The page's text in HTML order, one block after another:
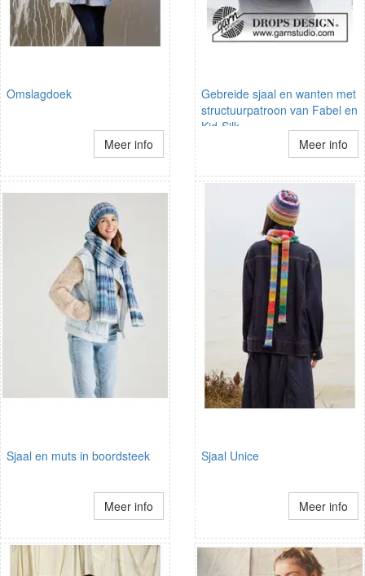
Omslagdoek
Meer info
Gebreide sjaal en wanten met
structuurpatroon van Fabel en
Kid-Silk.
Meer info
Sjaal en muts in boordsteek
Meer info
Sjaal Unice
Meer info